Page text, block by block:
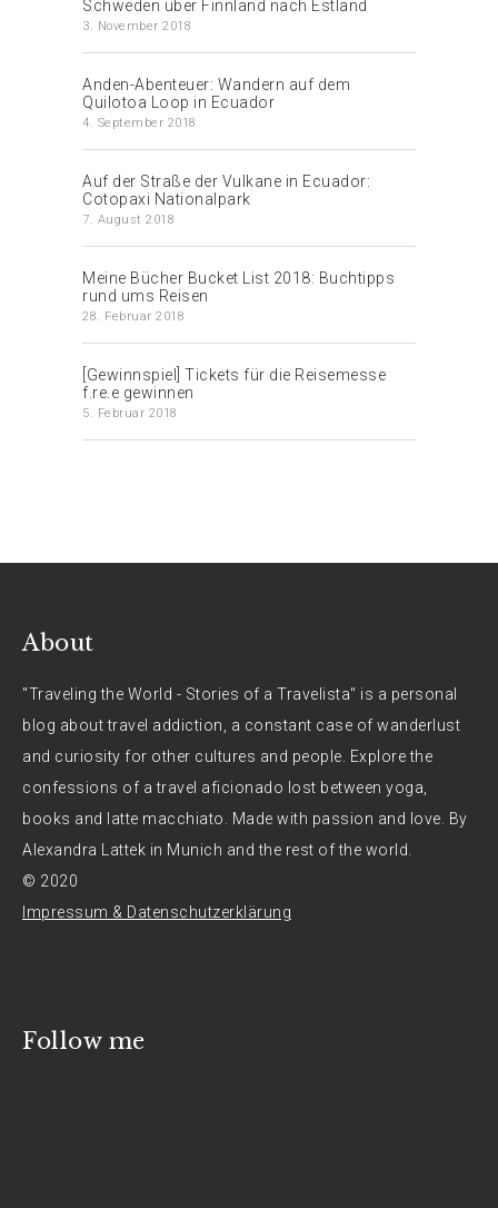
Schweden über Finnland nach Estland
3. November 2018
Anden-Abenteuer: Wandern auf dem
Quilotoa Loop in Ecuador
4. September 2018
Auf der Straße der Vulkane in Ecuador:
Cotopaxi Nationalpark
7. August 2018
Meine Bücher Bucket List 2018: Buchtipps
rund ums Reisen
28. Februar 2018
[Gewinnspiel] Tickets für die Reisemesse
f.re.e gewinnen
5. Februar 2018
About
"Traveling the World - Stories of a Travelista" is a personal
blog about travel addiction, a constant case of wanderlust
and curiosity for other cultures and people. Explore the
confessions of a travel aficionado lost between yoga,
books and latte macchiato. Made with passion and love. By
Alexandra Lattek in Munich and the rest of the world.
© 2020
Impressum & Datenschutzerklärung
Follow me